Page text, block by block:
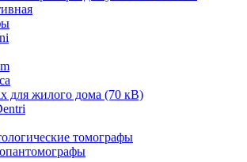
для жилого дома (70 кВ)
томографы